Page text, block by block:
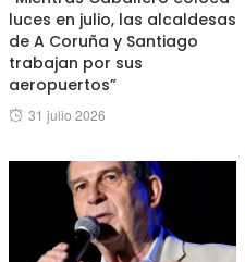
luces en julio, las alcaldesas
de A Coruña y Santiago
trabajan por sus
aeropuertos”
Posted
31 julio 2026